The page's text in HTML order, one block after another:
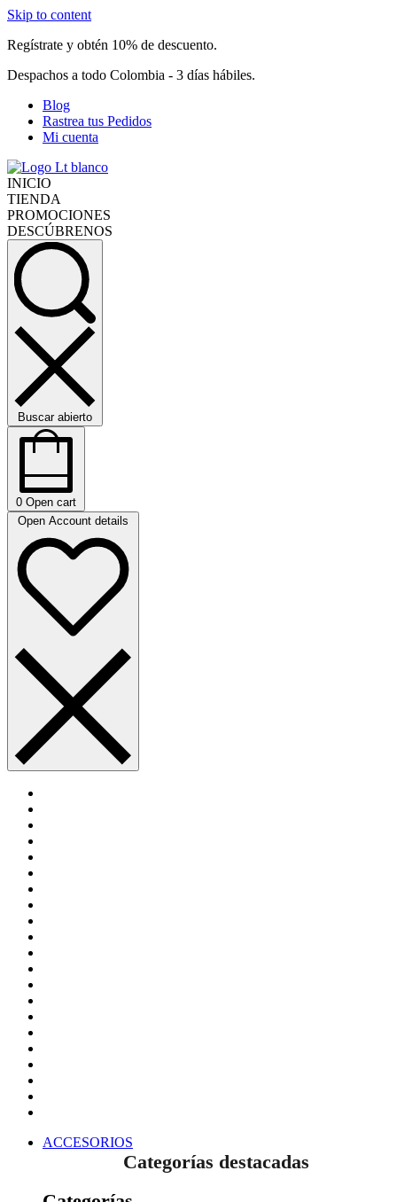
Skip to content
Regístrate y obtén 10% de descuento.
Despachos a todo Colombia - 3 días hábiles.
Blog
Rastrea tus Pedidos
Mi cuenta
INICIO
TIENDA
PROMOCIONES
DESCÚBRENOS
Buscar abierto
0 Open cart
Open Account details
ACCESORIOS
Categorías destacadas